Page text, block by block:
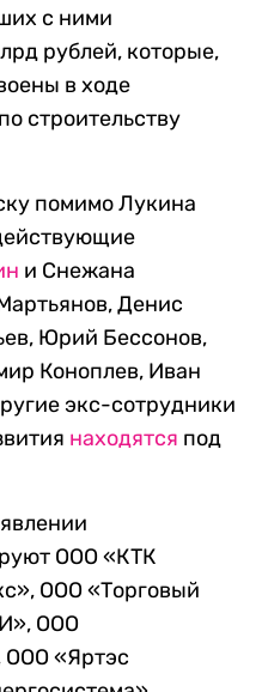
с ними
рублей, которые,
в ходе
строительству
помимо Лукина
и Снежана
Денис
Юрий Бессонов,
Коноплев, Иван
экс-сотрудники
находятся под
ООО «КТК
ООО «Торговый
ООО
ООО «Яртэс